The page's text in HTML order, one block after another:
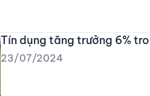
Tín dụng tăng trưởng 6%
23/07/2024